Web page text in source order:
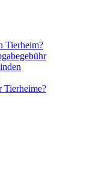
Tierheim?
Tierheime?